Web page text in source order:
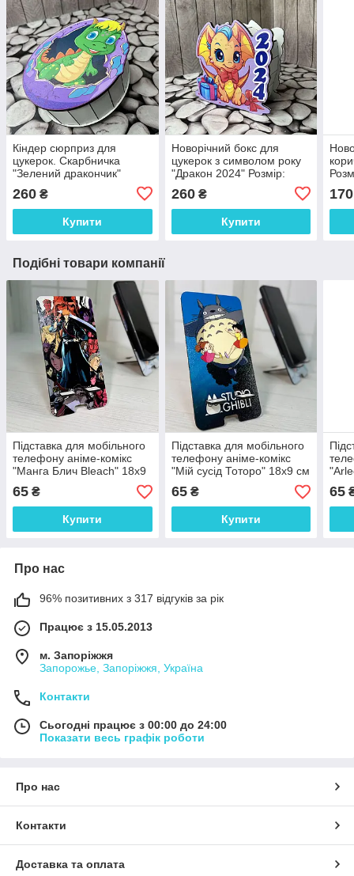
Кіндер сюрприз для
цукерок. Скарбничка
"Зелений дракончик"
260 ₴
Купити
Новорічний бокс для
цукерок з символом року
"Дракон 2024" Розмір:
260₴
Купити
170
Подібні товари компанії
Підставка для мобільного
телефону аніме-комікс
"Манга Блич Bleach" 18х9
см
65 ₴
Купити
Підставка для мобільного
телефону аніме-комікс
"Мій сусід Тоторо" 18х9 см
65₴
Купити
65
Про нас
96% позитивних з 317 відгуків за рік
Працює з 15.05.2013
м. Запоріжжя
Запорожье, Запоріжжя, Україна
Контакти
Сьогодні працює з 00:00 до 24:00
Показати весь графік роботи
Про нас
Контакти
Доставка та оплата